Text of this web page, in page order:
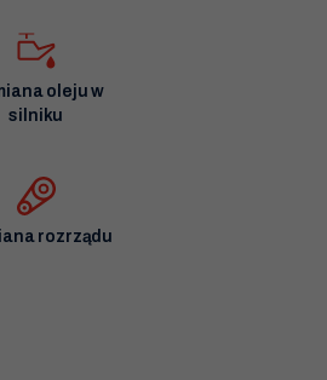
oleju w
silniku
rozrządu
przyjęte.
skontaktuje się z Tobą.